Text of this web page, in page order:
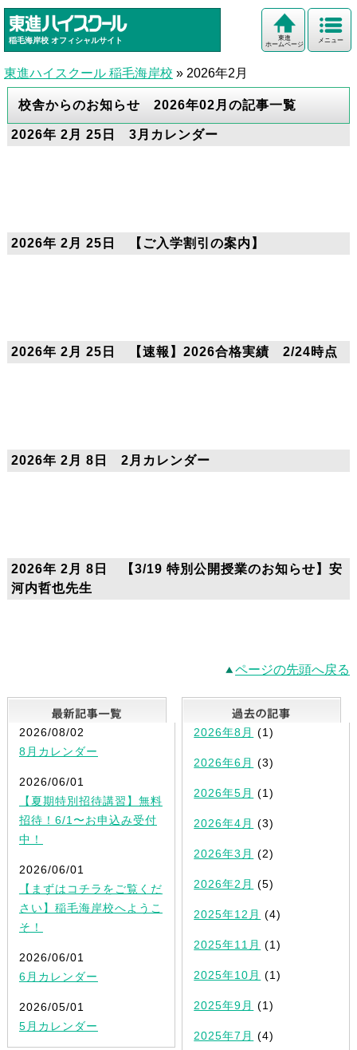
稲毛海岸校 オフィシャルサイト メニュー
東進
ホームページ
東進ハイスクール 稲毛海岸校 » 2026年2月
校舎からのお知らせ 2026年02月の記事一覧
2026年 2月 25日 3月カレンダー
2026年 2月 25日 【ご入学割引の案内】
2026年 2月 25日 【速報】2026合格実績 2/24時点
2026年 2月 8日 2月カレンダー
2026年 2月 8日 【3/19 特別公開授業のお知らせ】安
河内哲也先生
ページの先頭へ戻る
最新記事一覧
2026/08/02
8月カレンダー
2026/06/01
【夏期特別招待講習】無料
招待！6/1〜お申込み受付
中！
2026/06/01
【まずはコチラをご覧くだ
さい】稲毛海岸校へようこ
そ！
2026/06/01
6月カレンダー
2026/05/01
5月カレンダー
2026年8月 (1)
2026年6月 (3)
2026年5月 (1)
2026年4月 (3)
2026年3月 (2)
2026年2月 (5)
2025年12月 (4)
2025年11月 (1)
2025年10月 (1)
2025年9月 (1)
2025年7月 (4)